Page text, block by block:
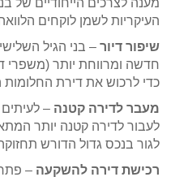
העיקריות לשמן לוקחים הלוואה
שיפור דיור – בני הגיל
חדשה ומרווחת יותר (משפרי
כדי לרכוש את דירת
מעבר לדירה קטנה –
לעבור לדירה קטנה יותר
לגור בנכס גדול הדורש
רכישת דירה להשקעה –